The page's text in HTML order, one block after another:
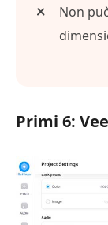
Non
Primi 6: